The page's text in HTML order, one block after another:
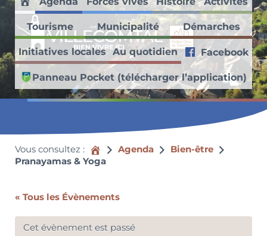
Passer au contenu principal
Skip to header right navigation
Skip to site footer
Villecomtal en Aveyron
Découvrez ce village médiéval faisant partie des Petites Cités de
Accueil
Tourisme Municipalité Démarches
Initiatives locales Au quotidien Facebook
Panneau Pocket (télécharger l’application)
Vous consultez : Accueil
Agenda
Bien-être
Pranayamas & Yoga
« Tous les Évènements
Cet évènement est passé